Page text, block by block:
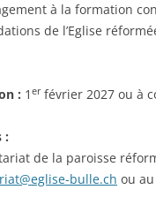
à la formation
de l’Eglise
: 1 er février 2027 ou à
:
de la paroisse
bulle.ch ou